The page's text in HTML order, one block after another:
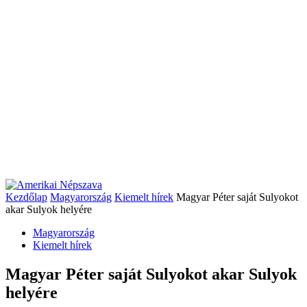
Kezdőlap Magyarország Kiemelt hírek Magyar Péter saját Sulyokot
akar Sulyok helyére
Magyarország
Kiemelt hírek
Magyar Péter saját Sulyokot akar Sulyok
helyére